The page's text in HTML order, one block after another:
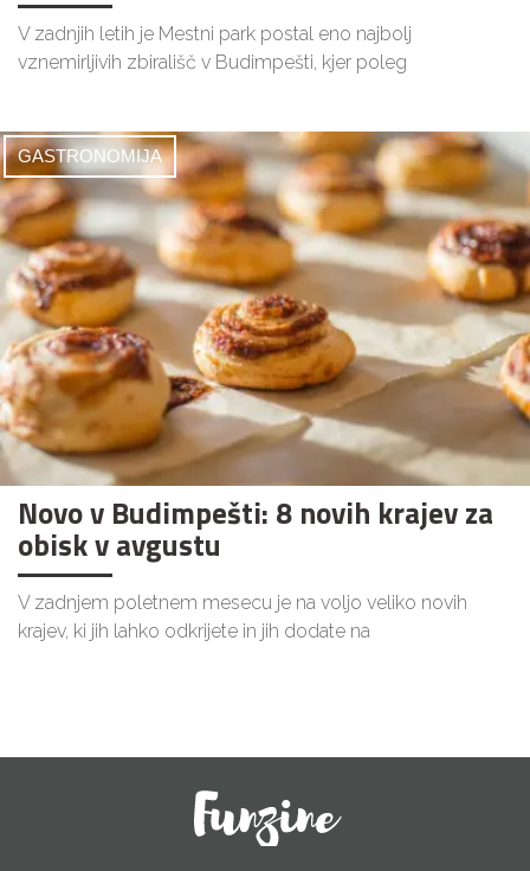
V zadnjih letih je Mestni park postal eno najbolj
vznemirljivih zbirališč v Budimpešti, kjer poleg
GASTRONOMIJA
Novo v Budimpešti: 8 novih krajev za
obisk v avgustu
V zadnjem poletnem mesecu je na voljo veliko novih
krajev, ki jih lahko odkrijete in jih dodate na